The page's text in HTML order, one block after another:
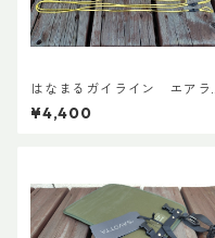
はなまるガイライン エアラ
イズ張り綱セット
¥4,400